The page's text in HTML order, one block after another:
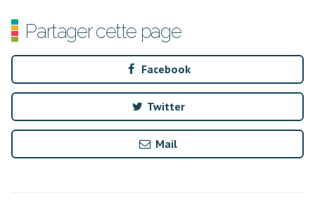
Partager cette page
Facebook
Twitter
Mail